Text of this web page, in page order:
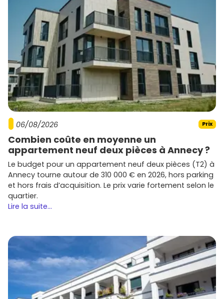
Chaque programme a ses spécificités (architecture,
labels, équipements communs). Compare les
prestations, les délais et le niveau de finition pour choisir
sereinement.
Conseils pratiques pour réussir ton
achat en immobilier neuf Thorigné-
Fouillard
Clarifie ton projet: résidence principale ou
investissement locatif? Vise un secteur cohérent
(centre-bourg, forêt, proximité emplois) et une
typologie adaptée.
Évalue ton budget: anticipe apport, mensualités, et
regarde lesaidespossibles (PTZ, dispositifs fiscaux
en vigueur selon ton profil et la zone). Lesfrais de
notaire réduits du neuf allègent la facture.
Scrute le plan
: orientation, vis-à-vis, distribution,
rangements, surfaces extérieures, place de
stationnement,
locale, délais, qualité des matériaux. Privilégie les
programmes conformes
RE 2020.
Réserve au bon moment
: au lancement pour avoir
le choix (étage, exposition) ou plus tard pour tenter
une opportunité. Dans tous les cas, vérifie lesdélais
de livraison.
06/08/2026 Prix
Combien coûte en moyenne un
appartement neuf deux pièces à Annecy ?
Le budget pour un appartement neuf deux pièces (T2) à
Annecy tourne autour de 310 000 € en 2026, hors parking
et hors frais d’acquisition. Le prix varie fortement selon le
quartier.
Lire la suite...